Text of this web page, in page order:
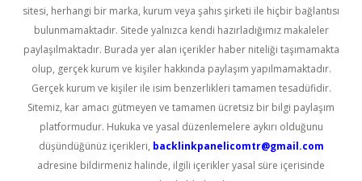
sitesi, herhangi bir marka, kurum veya şahıs şirketi ile hiçbir bağlantısı
bulunmamaktadır. Sitede yalnızca kendi hazırladığımız makaleler
paylaşılmaktadır. Burada yer alan içerikler haber niteliği taşımamakta
olup, gerçek kurum ve kişiler hakkında paylaşım yapılmamaktadır.
Gerçek kurum ve kişiler ile isim benzerlikleri tamamen tesadüfidir.
Sitemiz, kar amacı gütmeyen ve tamamen ücretsiz bir bilgi paylaşım
platformudur. Hukuka ve yasal düzenlemelere aykırı olduğunu
düşündüğünüz içerikleri, backlinkpanelicomtr@gmail.com
adresine bildirmeniz halinde, ilgili içerikler yasal süre içerisinde